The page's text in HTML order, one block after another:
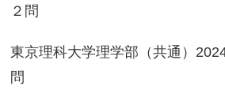
２問
東京理科大学理学部（共通）
問